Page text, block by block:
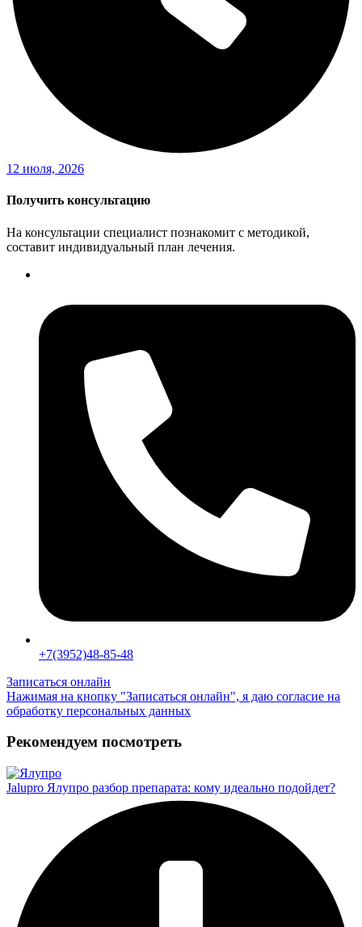
12 июля, 2026
Получить консультацию
На консультации специалист познакомит с методикой,
составит индивидуальный план лечения.
+7(3952)48-85-48
Записаться онлайн
Нажимая на кнопку "Записаться онлайн", я даю согласие на
обработку персональных данных
Рекомендуем посмотреть
Jalupro Ялупро разбор препарата: кому идеально подойдет?